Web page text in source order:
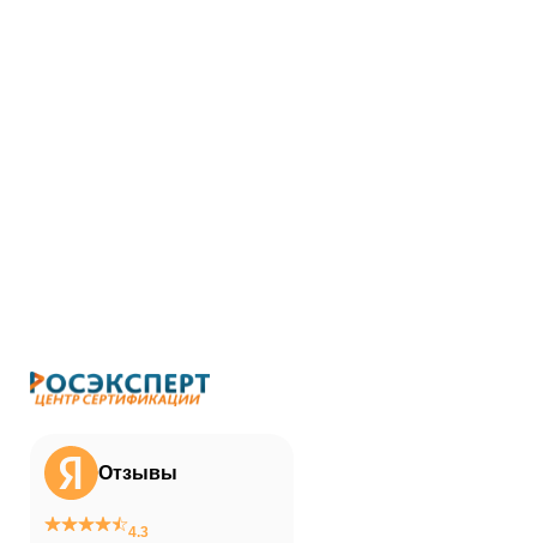
Отзывы
4.3